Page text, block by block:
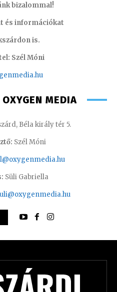
bizalommal!
és információkat
is.
Szél Móni
MEDIA
Béla király tér 5.
Szél Móni
Süli Gabriella